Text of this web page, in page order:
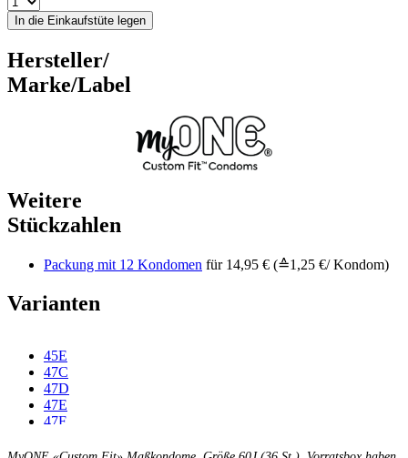
In die Einkaufstüte legen
Hersteller/
Marke/Label
Weitere
Stückzahlen
Packung mit 12 Kondomen für 14,95 € (≙1,25 €/ Kondom)
Varianten
45E
47C
47D
47E
47F
49D